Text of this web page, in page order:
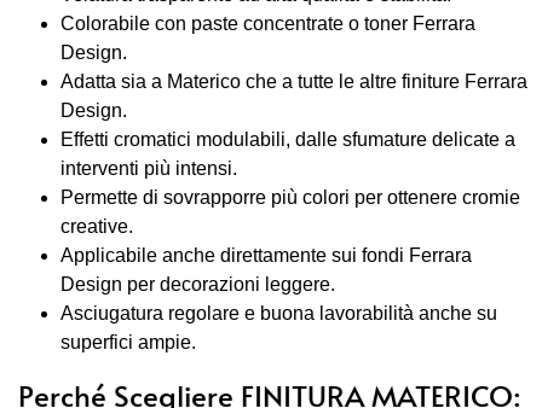
Colorabile con paste concentrate o toner Ferrara
Design.
Adatta sia a Materico che a tutte le altre finiture Ferrara
Design.
Effetti cromatici modulabili, dalle sfumature delicate a
interventi più intensi.
Permette di sovrapporre più colori per ottenere cromie
creative.
Applicabile anche direttamente sui fondi Ferrara
Design per decorazioni leggere.
Asciugatura regolare e buona lavorabilità anche su
superfici ampie.
Perché Scegliere FINITURA MATERICO: